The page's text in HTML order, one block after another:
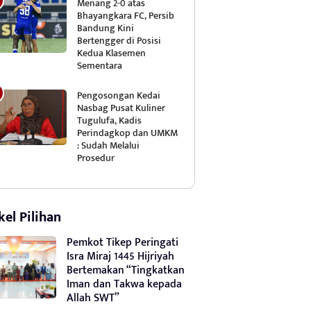
Bhayangkara FC, Persib
Bandung Kini
Bertengger di Posisi
Kedua Klasemen
Sementara
Pengosongan Kedai
Nasbag Pusat Kuliner
Tugulufa, Kadis
Perindagkop dan UMKM
: Sudah Melalui
Prosedur
Pilihan
Pemkot Tikep Peringati
Isra Miraj 1445 Hijriyah
Bertemakan “Tingkatkan
Iman dan Takwa kepada
Allah SWT”